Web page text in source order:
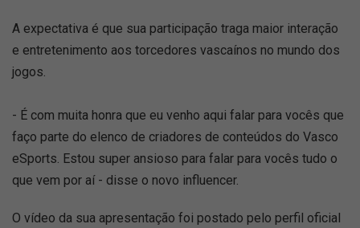
A expectativa é que sua participação traga maior interação
e entretenimento aos torcedores vascaínos no mundo dos
jogos.
- É com muita honra que eu venho aqui falar para vocês que
faço parte do elenco de criadores de conteúdos do Vasco
eSports. Estou super ansioso para falar para vocês tudo o
que vem por aí - disse o novo influencer.
O vídeo da sua apresentação foi postado pelo perfil oficial